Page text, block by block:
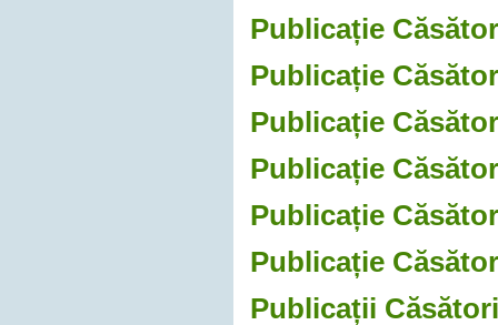
Publicație
Publicație
Publicație
Publicație
Publicație
Publicație
Publicații